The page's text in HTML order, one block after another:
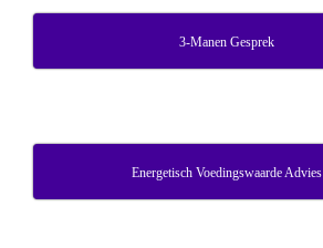
3-Manen Gesprek
Energetisch Voedingswaarde Advies